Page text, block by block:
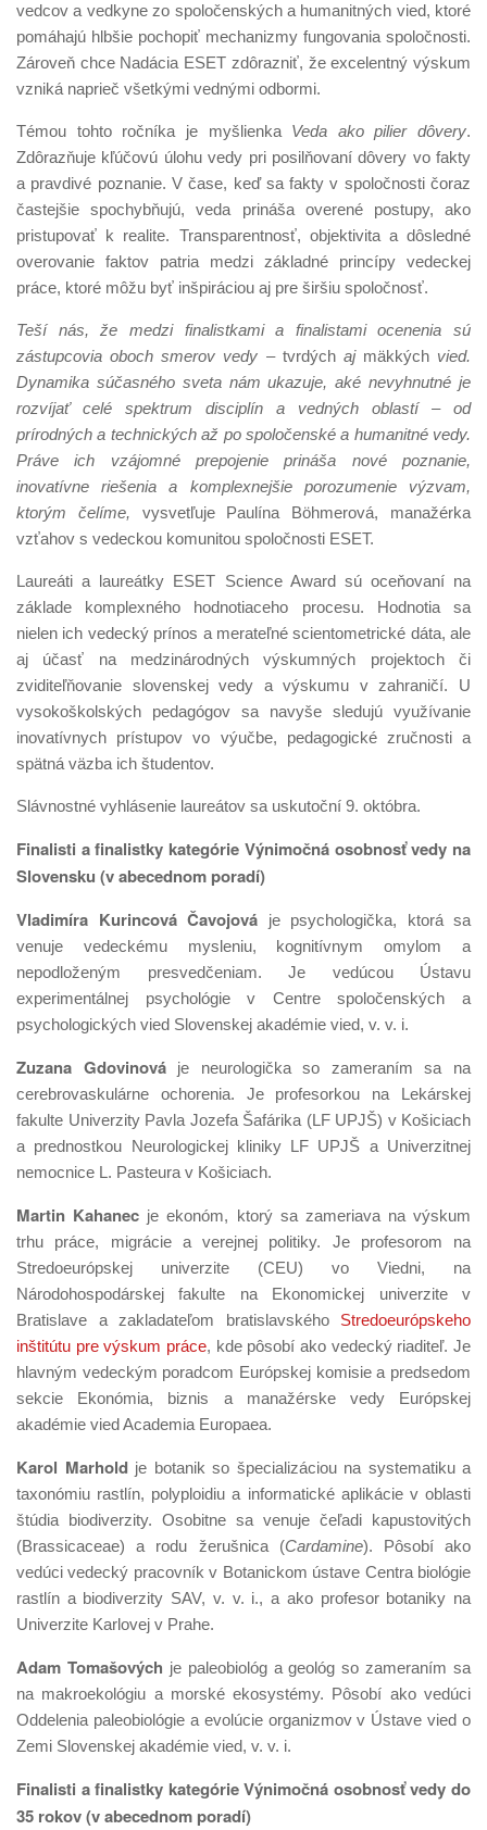
vedcov a vedkyne zo spoločenských a humanitných vied, ktoré
pomáhajú hlbšie pochopiť mechanizmy fungovania spoločnosti.
Zároveň chce Nadácia ESET zdôrazniť, že excelentný výskum
vzniká naprieč všetkými vednými odbormi.
Témou tohto ročníka je myšlienka Veda ako pilier dôvery.
Zdôrazňuje kľúčovú úlohu vedy pri posilňovaní dôvery vo fakty
a pravdivé poznanie. V čase, keď sa fakty v spoločnosti čoraz
častejšie spochybňujú, veda prináša overené postupy, ako
pristupovať k realite. Transparentnosť, objektivita a dôsledné
overovanie faktov patria medzi základné princípy vedeckej
práce, ktoré môžu byť inšpiráciou aj pre širšiu spoločnosť.
Teší nás, že medzi finalistkami a finalistami ocenenia sú
zástupcovia oboch smerov vedy – tvrdýchaj mäkkýchvied.
Dynamika súčasného sveta nám ukazuje, aké nevyhnutné je
rozvíjať celé spektrum disciplín a vedných oblastí – od
prírodných a technických až po spoločenské a humanitné vedy.
Práve ich vzájomné prepojenie prináša nové poznanie,
inovatívne riešenia a komplexnejšie porozumenie výzvam,
ktorým čelíme, vysvetľuje Paulína Böhmerová, manažérka
vzťahov s vedeckou komunitou spoločnosti ESET.
Laureáti a laureátky ESET Science Award sú oceňovaní na
základe komplexného hodnotiaceho procesu. Hodnotia sa
nielen ich vedecký prínos a merateľné scientometrické dáta, ale
aj účasť na medzinárodných výskumných projektoch či
zviditeľňovanie slovenskej vedy a výskumu v zahraničí. U
vysokoškolských pedagógov sa navyše sledujú využívanie
inovatívnych prístupov vo výučbe, pedagogické zručnosti a
spätná väzba ich študentov.
Slávnostné vyhlásenie laureátov sa uskutoční 9. októbra.
Finalisti a finalistky kategórie Výnimočná osobnosť vedy na
Slovensku (v abecednom poradí)
Vladimíra Kurincová Čavojová je psychologička, ktorá sa
venuje vedeckému mysleniu, kognitívnym omylom a
nepodloženým presvedčeniam. Je vedúcou Ústavu
experimentálnej psychológie v Centre spoločenských a
psychologických vied Slovenskej akadémie vied, v. v. i.
Zuzana Gdovinováje neurologička so zameraním sa na
cerebrovaskulárne ochorenia. Je profesorkou na Lekárskej
fakulte Univerzity Pavla Jozefa Šafárika (LF UPJŠ) v Košiciach
a prednostkou Neurologickej kliniky LF UPJŠ a Univerzitnej
nemocnice L. Pasteura v Košiciach.
Martin Kahanec je ekonóm, ktorý sa zameriava na výskum
trhu práce, migrácie a verejnej politiky. Je profesorom na
Stredoeurópskej univerzite (CEU) vo Viedni, na
Národohospodárskej fakulte na Ekonomickej univerzite v
Bratislave a zakladateľom bratislavského Stredoeurópskeho
inštitútu pre výskum práce, kde pôsobí ako vedecký riaditeľ. Je
hlavným vedeckým poradcom Európskej komisie a predsedom
sekcie Ekonómia, biznis a manažérske vedy Európskej
akadémie vied Academia Europaea.
Karol Marholdje botanik so špecializáciou na systematiku a
taxonómiu rastlín, polyploidiu a informatické aplikácie v oblasti
štúdia biodiverzity. Osobitne sa venuje čeľadi kapustovitých
(Brassicaceae) a rodu žerušnica (Cardamine). Pôsobí ako
vedúci vedecký pracovník v Botanickom ústave Centra biológie
rastlín a biodiverzity SAV, v. v. i., a ako profesor botaniky na
Univerzite Karlovej v Prahe.
Adam Tomašových je paleobiológ a geológ so zameraním sa
na makroekológiu a morské ekosystémy. Pôsobí ako vedúci
Oddelenia paleobiológie a evolúcie organizmov v Ústave vied o
Zemi Slovenskej akadémie vied, v. v. i.
Finalisti a finalistky kategórie Výnimočná osobnosť vedy do
35 rokov (v abecednom poradí)